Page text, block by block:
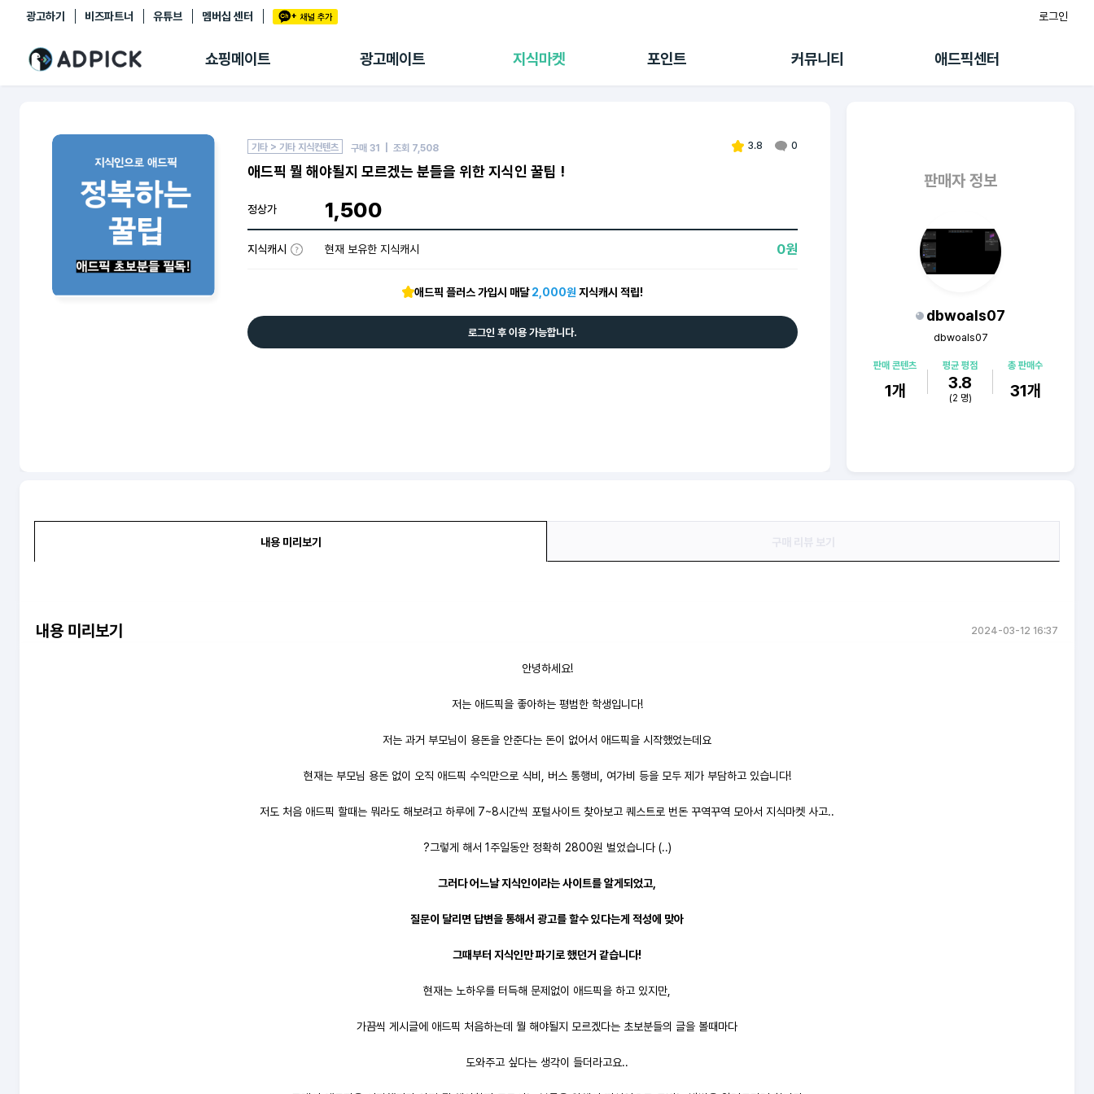
광고하기 비즈파트너 유튜브 멤버십 센터 로그인
쇼핑메이트 광고메이트 지식마켓 포인트 커뮤니티 애드픽센터
추천상품
쇼핑 에이전트
마이숍
광고리포트
출석 룰렛
랭킹
수익 Live
멤버십 센터
3.8 0
기타 > 기타 지식컨텐츠 구매 31 | 조회 7,508
애드픽 뭘 해야될지 모르겠는 분들을 위한 지식인 꿀팁 !
정상가 1,500
지식캐시 현재 보유한 지식캐시 0원
애드픽 플러스 가입시 매달2,000원 지식캐시 적립!
로그인 후 이용 가능합니다.
판매자 정보
dbwoals07
dbwoals07
판매 콘텐츠
1개
평균 평점
3.8
(2 명)
총 판매수
31개
내용 미리보기
내용 미리보기 2024-03-12 16:37
안녕하세요!
저는 애드픽을 좋아하는 평범한 학생입니다!
저는 과거 부모님이 용돈을 안준다는 돈이 없어서 애드픽을 시작했었는데요
현재는 부모님 용돈 없이 오직 애드픽 수익만으로 식비, 버스 통행비, 여가비 등을 모두 제가 부담하고 있습니다!
저도 처음 애드픽 할때는 뭐라도 해보려고 하루에 7~8시간씩 포털사이트 찾아보고 퀘스트로 번돈 꾸역꾸역 모아서 지식마켓 사고..
?그렇게 해서 1주일동안 정확히 2800원 벌었습니다 (..)
그러다 어느날 지식인이라는 사이트를 알게되었고,
질문이 달리면 답변을 통해서 광고를 할수 있다는게 적성에 맞아
그때부터 지식인만 파기로 했던거 같습니다!
현재는 노하우를 터득해 문제없이 애드픽을 하고 있지만,
가끔씩 게시글에 애드픽 처음하는데 뭘 해야될지 모르겠다는 초보분들의 글을 볼때마다
도와주고 싶다는 생각이 들더라고요..